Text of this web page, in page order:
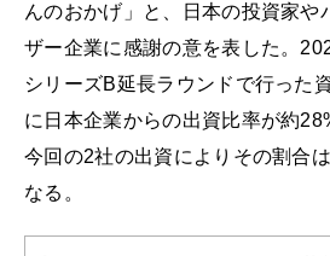
んのおかげ」と、日本の投資家や
ザー企業に感謝の意を表した。
シリーズB延長ラウンドで行った
に日本企業からの出資比率が約
今回の2社の出資によりその割合
なる。